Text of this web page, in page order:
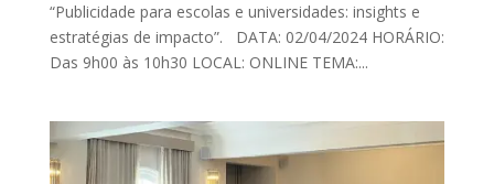
“Publicidade para escolas e universidades: insights e
estratégias de impacto”. DATA: 02/04/2024 HORÁRIO:
Das 9h00 às 10h30 LOCAL: ONLINE TEMA:...